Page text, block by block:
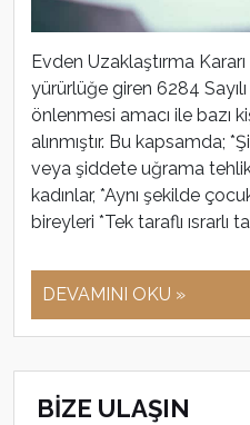
Evden Uzaklaştırma
yürürlüğe giren 6284
önlenmesi amacı ile bazı
alınmıştır. Bu kapsamda;
veya şiddete uğrama
kadınlar, *Aynı şekilde
bireyleri *Tek taraflı ısrarlı
DEVAMINI OKU »
BİZE ULAŞIN